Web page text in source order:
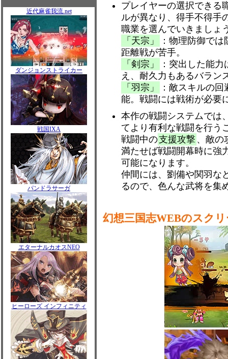
近代麻雀我流.net
ダンジョンストライカー
戦国IXA
パンドラサーガ
エターナルカオスNEO
ヒーローズ インフィニティ
プレイヤーの選択できる
ルが異なり、得手不得手
職業を選んでいきましょ
「天宗」
：物理防御で
距離戦が苦手。
「剣宗」
：突出した能
え、耐久力もあるバラン
「羽宗」
：敵スキルの
能。戦闘には戦術が必要
本作の戦闘システムでは
てより有利な戦闘を行う
戦闘中の支援攻撃 、敵の
満たせば戦闘開幕時に強
可能になります。
仲間には、劉備や関羽な
るので、色んな武将を集
幻想三国志WEBのスク